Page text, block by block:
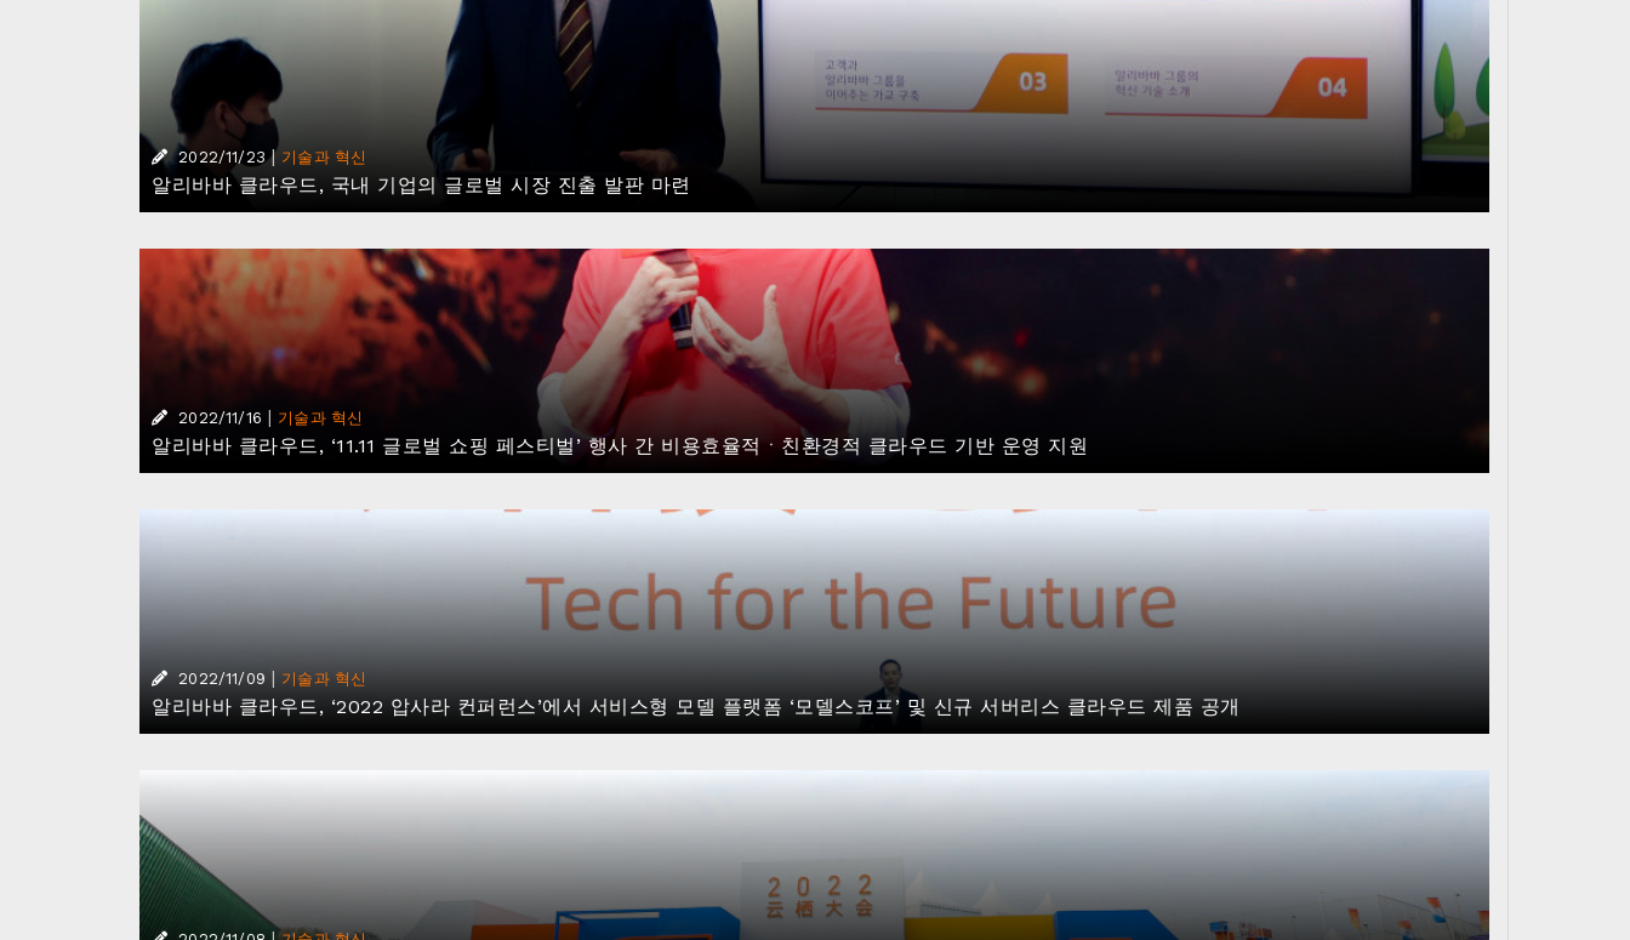
2022/11/23 | 기술과 혁신
알리바바 클라우드, 국내 기업의 글로벌 시장 진출 발판 마련
2022/11/16 | 기술과 혁신
알리바바 클라우드, ‘11.11 글로벌 쇼핑 페스티벌’ 행사 간 비용효율적ㆍ친환경적 클라우드 기반 운영 지원
2022/11/09 | 기술과 혁신
알리바바 클라우드, ‘2022 압사라 컨퍼런스’에서 서비스형 모델 플랫폼 ‘모델스코프’ 및 신규 서버리스 클라우드 제품 공개